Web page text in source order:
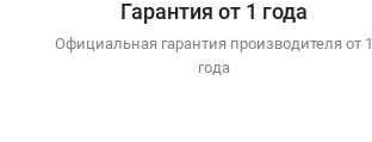
Гарантия от 1 года
Официальная гарантия производителя от 1
года